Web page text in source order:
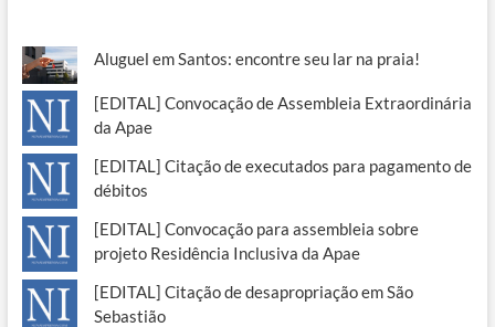
Aluguel em Santos: encontre seu lar na praia!
[EDITAL] Convocação de Assembleia Extraordinária
da Apae
[EDITAL] Citação de executados para pagamento de
débitos
[EDITAL] Convocação para assembleia sobre
projeto Residência Inclusiva da Apae
[EDITAL] Citação de desapropriação em São
Sebastião